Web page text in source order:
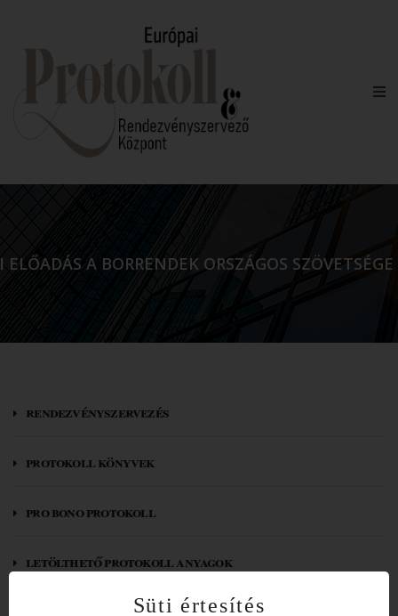
A BORRENDEK ORSZÁGOS SZÖVETSÉGE
rendezvényszervezés
protokoll könyvek
pro bono protokoll
letölthető protokoll anyagok
partnereink / megbízóinkSüti értesítés